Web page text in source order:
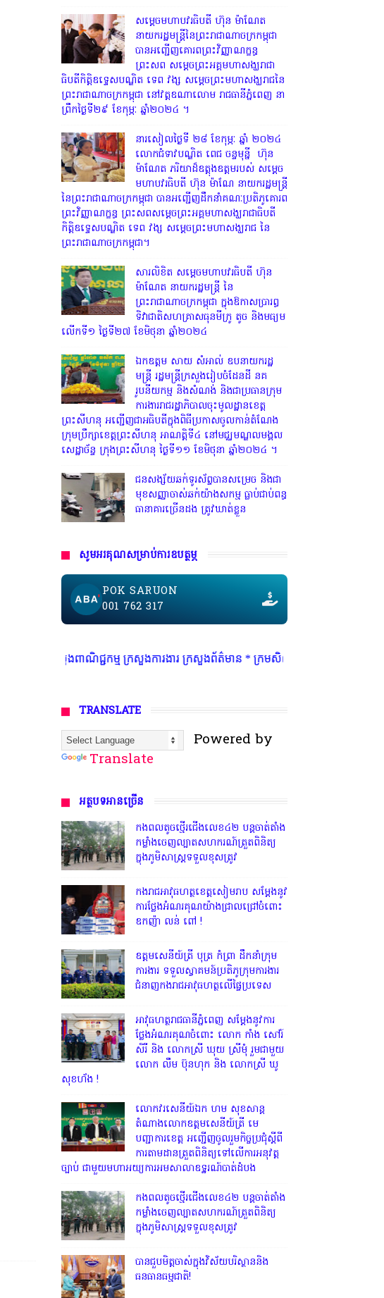
សម្តេចមហាបវរធិបតី ហ៊ុន ម៉ាណែត
នាយករដ្ឋមន្ត្រីនៃព្រះរាជាណាចក្រកម្ពុជា
បានអញ្ជើញគោរពព្រះវិញ្ញាណក្ខន្ធ
ព្រះសព សម្តេចព្រះអគ្គមហាសង្ឃរាជា
ធិបតីកិត្តិឧទ្ទេសបណ្ឌិត ទេព វង្ស សម្តេចព្រះមហាសង្ឃរាជនៃ
ព្រះរាជាណាចក្រកម្ពុជា នៅវត្តឧណាលោម រាជធានីភ្នំពេញ នា
ព្រឹកថ្ងៃទី២៩ ខែកុម្ភៈ ឆ្នាំ២០២៤ ។
នារសៀលថ្ងៃទី ២៨ ខែកុម្ភៈ ឆ្នាំ ២០២៤
លោកជំទាវបណ្ឌិត ពេជ ចន្ទមុន្នី ហ៊ុន
ម៉ាណែត ភរិយាដ៏ឧត្តុងឧត្តមរបស់ សម្តេច
មហាបវរធិបតី ហ៊ុន ម៉ាណែ នាយករដ្ឋមន្រ្តី
នៃព្រះរាជាណាចក្រកម្ពុជា បានអញ្ជើញដឹកនាំគណៈប្រតិភូគោរព
ព្រះវិញ្ញាណក្ខន្ធ ព្រះសពសម្តេចព្រះអគ្គមហាសង្ឃរាជាធិបតី
កិត្តិឧទ្ទេសបណ្ឌិត ទេព វង្ស សម្តេចព្រះមហាសង្ឃរាជ នៃ
ព្រះរាជាណាចក្រកម្ពុជា។
សារលិខិត សម្តេចមហាបវរធិបតី ហ៊ុន
ម៉ាណែត នាយករដ្ឋមន្ត្រី នៃ
ព្រះរាជាណាចក្រកម្ពុជា ក្នុងឱកាសប្រារព្ធ
ទិវាជាតិសហគ្រាសធុនមីក្រូ តូច និងមធ្យម
លើកទី១ ថ្ងៃទី២៧ ខែមិថុនា ឆ្នាំ២០២៤
ឯកឧត្តម សាយ សំអាល់ ឧបនាយករដ្ឋ
មន្ត្រី រដ្ឋមន្ត្រីក្រសួងរៀបចំដែនដី នគ
រូបនីយកម្ម និងសំណង់ និងជាប្រធានក្រុម
ការងាររាជរដ្ឋាភិបាលចុះមូលដ្ឋានខេត្ត
ព្រះសីហនុ អញ្ជើញជាអធិបតីក្នុងពិធីប្រកាសចូលកាន់តំណែង
ក្រុមប្រឹក្សាខេត្តព្រះសីហនុ អាណត្តិទី៤ នៅមជ្ឈមណ្ឌលមង្គល
សេដ្ឋាច័ន្ទ ក្រុងព្រះសីហនុ ថ្ងៃទី១១ ខែមិថុនា ឆ្នាំ២០២៤ ។
ជនសង្ស័យឆក់ទូរស័ព្ទបានសម្រេច និងជា
មុខសញ្ញាចាស់ឆក់យ៉ាងសកម្ម​ ធ្លាប់ជាប់ពន្ធ
ធានាគារច្រេីនដង ត្រូវឃាត់ខ្លួន
សូមអរគុណសម្រាប់ការឧបត្ថម្ភ
POK SARUON
001 762 317
ម្ម ក្រសួងការងារ ក្រសួងព័ត៌មាន * ក្រមសិលធម៌ វិជ្ជាជីវៈ ត្រូវបានអនុវត្ត ជាកត្តាចម្បង
TRANSLATE
Powered by
Translate
អត្ថបទអានច្រើន
កងពលតូចថ្មើរជើងលេខ៤២ បន្តចាត់តាំង
កម្លាំងចេញល្បាតសហករណ៍ត្រួតពិនិត្យ
ក្នុងភូមិសាស្រ្តទទួលខុសត្រូវ
កងរាជអាវុធហត្ថខេត្តសៀមរាប សម្តែងនូវ
ការថ្លែងអំណរគុណយ៉ាងជ្រាលជ្រៅចំពោះ
ឧកញ៉ា លន់ ពៅ !
ឧត្តមសេនីយ៍ត្រី បុត្រ កំព្រា ដឹកនាំក្រុម
ការងារ ទទួលស្វាគមន៍ប្រតិភូក្រុមការងារ
ជំនាញកងរាជអាវុធហត្ថលើផ្ទៃប្រទេស
អាវុធហត្ថរាជធានីភ្នំពេញ សម្តែងនូវការ
ថ្លែងអំណរគុណចំពោះ លោក កាំង សៅរ៍
សិរី និង លោកស្រី ឃុយ ស្រីមុំ រួមជាមួយ
លោក លឹម ប៊ុនហុក និង លោកស្រី ឃូ
សុខហ័ង !
លោក​វរសេនីយ៍ឯក​ ហម​ សុខសាន្ត
តំណាង​លោកឧត្តមសេនីយ៍ត្រី មេ
បញ្ជាការ​ខេត្ត អញ្ជេីញចូលរួមកិច្ចប្រជុំស្ដីពី
ការតាមដានត្រួតពិនិត្យទៅលេីការអនុវត្ត
ច្បាប់​ ជាមួយមហាអយ្យការអមសាលាឧទ្ឋរណ៍បាត់ដំបង
កងពលតូចថ្មើរជើងលេខ៤២ បន្តចាត់តាំង
កម្លាំងចេញល្បាតសហករណ៍ត្រួតពិនិត្យ
ក្នុងភូមិសាស្រ្តទទួលខុសត្រូវ
បានជួបមិត្តចាស់ក្នុងវិស័យបរិស្ថាននិង
ធនធានធម្មជាតិ!